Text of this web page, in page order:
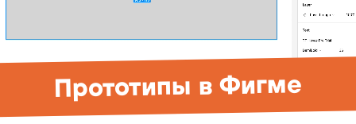
Прототипы в Фигме